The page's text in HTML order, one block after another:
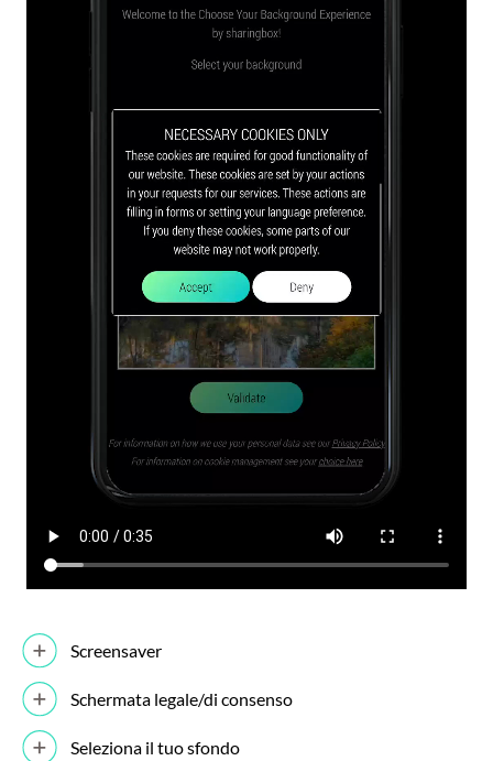
Screensaver
Schermata legale/di consenso
Seleziona il tuo sfondo